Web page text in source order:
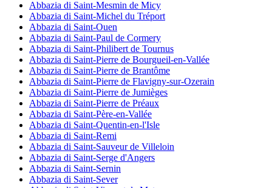
Abbazia di Saint-Mesmin de Micy
Abbazia di Saint-Michel du Tréport
Abbazia di Saint-Ouen
Abbazia di Saint-Paul de Cormery
Abbazia di Saint-Philibert de Tournus
Abbazia di Saint-Pierre de Bourgueil-en-Vallée
Abbazia di Saint-Pierre de Brantôme
Abbazia di Saint-Pierre de Flavigny-sur-Ozerain
Abbazia di Saint-Pierre de Jumièges
Abbazia di Saint-Pierre de Préaux
Abbazia di Saint-Père-en-Vallée
Abbazia di Saint-Quentin-en-l'Isle
Abbazia di Saint-Remi
Abbazia di Saint-Sauveur de Villeloin
Abbazia di Saint-Serge d'Angers
Abbazia di Saint-Sernin
Abbazia di Saint-Sever